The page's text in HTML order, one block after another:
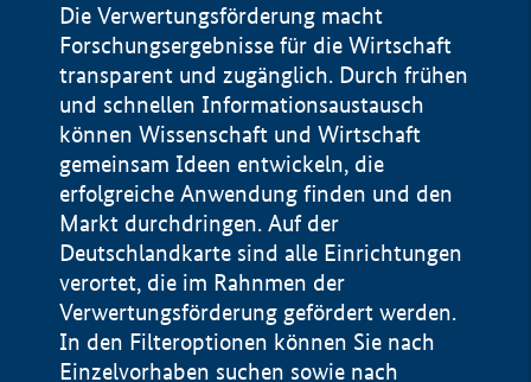
Die Verwertungsförderung macht
Forschungsergebnisse für die Wirtschaft
transparent und zugänglich. Durch frühen
und schnellen Informationsaustausch
können Wissenschaft und Wirtschaft
gemeinsam Ideen entwickeln, die
erfolgreiche Anwendung finden und den
Markt durchdringen. Auf der
Deutschlandkarte sind alle Einrichtungen
verortet, die im Rahnmen der
Verwertungsförderung gefördert werden.
In den Filteroptionen können Sie nach
Einzelvorhaben suchen sowie nach